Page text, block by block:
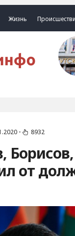
Жизнь
• 8932
от